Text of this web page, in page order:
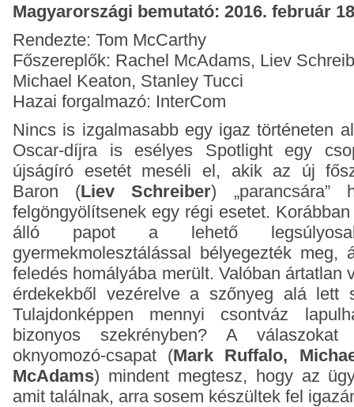
Magyarországi bemutató: 2016. február
Rendezte: Tom McCarthy
Főszereplők: Rachel McAdams, Liev
Michael Keaton, Stanley Tucci
Hazai forgalmazó: InterCom
Nincs is izgalmasabb egy igaz történeten
Oscar-díjra is esélyes Spotlight egy
újságíró esetét meséli el, akik az új
Baron (Liev Schreiber) „parancsára”
felgöngyölítsenek egy régi esetet.
álló papot a lehető
gyermekmolesztálással bélyegezték
feledés homályába merült. Valóban ártatlan
érdekekből vezérelve a szőnyeg alá lett
Tulajdonképpen mennyi csontváz
bizonyos szekrényben? A válaszokat
oknyomozó-csapat (Mark Ruffalo,
McAdams) mindent megtesz, hogy az
amit találnak, arra sosem készültek fel